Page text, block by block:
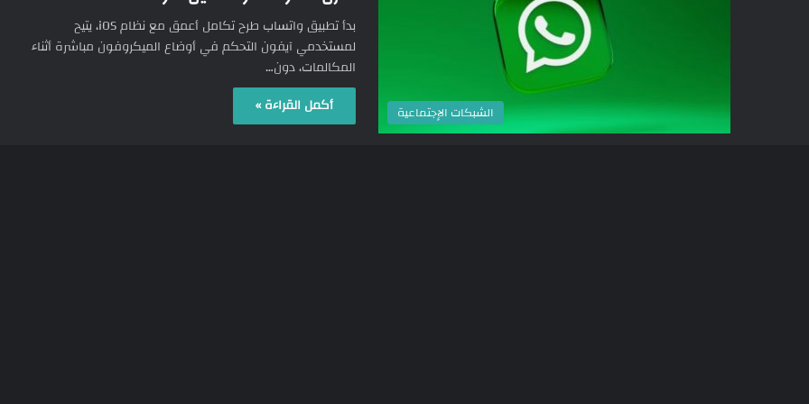
الشبكات الإجتماعية
بدأ تطبيق واتساب طرح تكامل أعمق مع نظام iOS، يتيح
لمستخدمي آيفون التحكم في أوضاع الميكروفون مباشرة أثناء
المكالمات، دون…
أكمل القراءة »